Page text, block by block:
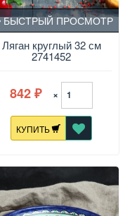
Ляган круглый 32 см
2741452
БЫСТРЫЙ ПРОСМОТР
842 ₽ ×
КУПИТЬ